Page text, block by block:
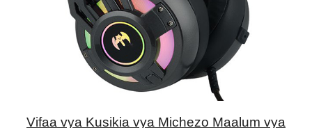
Vifaa vya Kusikia vya Michezo Maalum vya